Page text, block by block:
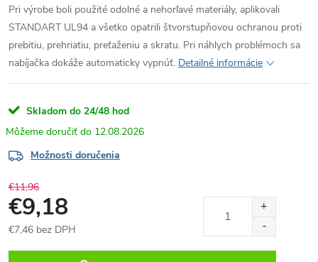
Pri výrobe boli použité odolné a nehorľavé materiály, aplikovali
STANDART UL94 a všetko opatrili štvorstupňovou ochranou proti
prebitiu, prehriatiu, preťaženiu a skratu. Pri náhlych problémoch sa
nabíjačka dokáže automaticky vypnúť. Detailné informácie
Skladom do 24/48 hod
12.08.2026
Možnosti doručenia
€11,96
€9,18
€7,46 bez DPH